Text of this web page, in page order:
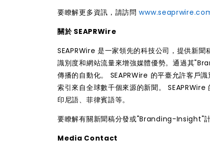
要瞭解更多資訊，請訪問
關於 SEAPRWire
SEAPRWire 是一家領先的科技公司，提供新
識別度和網站流量來增強媒體優勢。通過其
傳播的自動化。 SEAPRWire 的平臺允許客戶識
索引來自全球數千個來源的新聞。 SEAPRWire
印尼語、菲律賓語等。
要瞭解有關新聞稿分發或"Branding-Insight"
Media Contact